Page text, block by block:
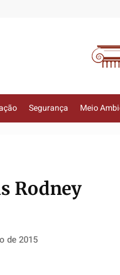
Segurança Meio
Rodney
de 2015